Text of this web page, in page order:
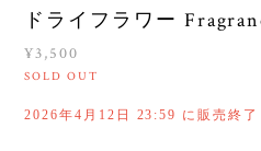
ドライフラワー
¥3,500
SOLD OUT
2026年4月12日 23:59 に販売終了